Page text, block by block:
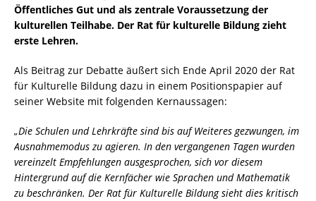
Öffentliches Gut und als zentrale Voraussetzung der
kulturellen Teilhabe. Der Rat für kulturelle Bildung zieht
erste Lehren.
Als Beitrag zur Debatte äußert sich Ende April 2020 der Rat
für Kulturelle Bildung dazu in einem Positionspapier auf
seiner Website mit folgenden Kernaussagen:
„Die Schulen und Lehrkräfte sind bis auf Weiteres gezwungen, im
Ausnahmemodus zu agieren. In den vergangenen Tagen wurden
vereinzelt Empfehlungen ausgesprochen, sich vor diesem
Hintergrund auf die Kernfächer wie Sprachen und Mathematik
zu beschränken. Der Rat für Kulturelle Bildung sieht dies kritisch